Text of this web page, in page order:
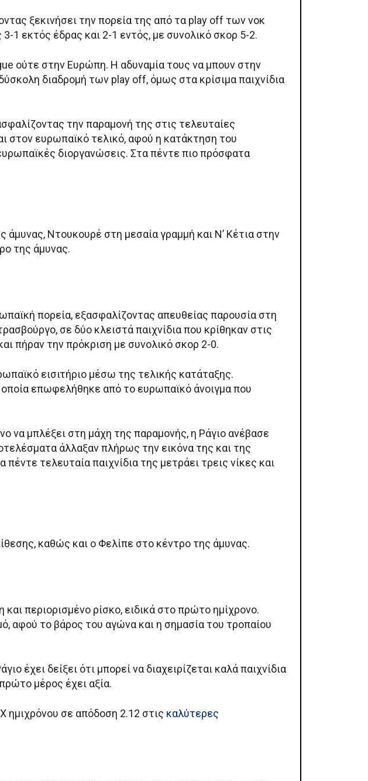
ξεκινήσει την πορεία της από τα play off των νοκ
1 εκτός έδρας και 2-1 εντός, με συνολικό σκορ 5-2.
ούτε στην Ευρώπη. Η αδυναμία τους να μπουν στην
διαδρομή των play off, όμως στα κρίσιμα παιχνίδια
την παραμονή της στις τελευταίες
στον ευρωπαϊκό τελικό, αφού η κατάκτηση του
διοργανώσεις. Στα πέντε πιο πρόσφατα
άμυνας, Ντουκουρέ στη μεσαία γραμμή και Ν’ Κέτια στην
της άμυνας.
πορεία, εξασφαλίζοντας απευθείας παρουσία στη
σε δύο κλειστά παιχνίδια που κρίθηκαν στις
πήραν την πρόκριση με συνολικό σκορ 2-0.
εισιτήριο μέσω της τελικής κατάταξης.
επωφελήθηκε από το ευρωπαϊκό άνοιγμα που
να μπλέξει στη μάχη της παραμονής, η Ράγιο ανέβασε
άλλαξαν πλήρως την εικόνα της και της
τελευταία παιχνίδια της μετράει τρεις νίκες και
καθώς και ο Φελίπε στο κέντρο της άμυνας.
περιορισμένο ρίσκο, ειδικά στο πρώτο ημίχρονο.
αφού το βάρος του αγώνα και η σημασία του τροπαίου
έχει δείξει ότι μπορεί να διαχειρίζεται καλά παιχνίδια
μέρος έχει αξία.
ημιχρόνου σε απόδοση 2.12 στις καλύτερες